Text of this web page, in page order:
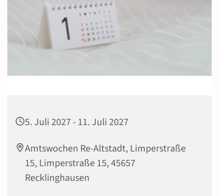
5. Juli 2027 - 11. Juli 2027
Amtswochen Re-Altstadt, Limperstraße
15, Limperstraße 15, 45657
Recklinghausen